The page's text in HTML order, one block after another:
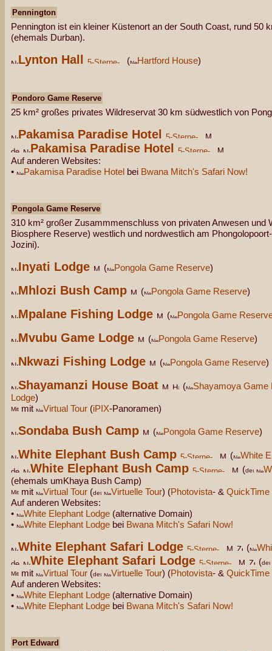
Pennington
Pennington ist ein kleiner Küstenort an der South Coast, rund 50
(ehemals Durban).
Lynton Hall ( Hartford House)
Pondoro Game Reserve
25 km² großes privates Wildreservat 30 km südwestlich von
Pakamisa Paradise Hotel
Pakamisa Paradise Hotel
Auf anderen Websites:
•
Pakamisa Paradise Hotel bei Bwana Mitch's Safari Now!
Pongola Game Reserve
310 km² großer Zusammmenschluss von privaten Anwesen und
Biosphere Reserve) westlich und nordwestlich am
Jozini).
Inyati Lodge ( Pongola Game Reserve)
Mhlozi Bush Camp ( Pongola Game Reserve)
Mpalane Fishing Lodge ( Pongola Game
Mvubu Game Lodge ( Pongola Game Reserve)
Nkwazi Fishing Lodge ( Pongola Game Reserve)
Shayamanzi House Boat (
Shayamoya Game
Lodge)
mit
Virtual Tour (iPIX-Panoramen)
Sondaba Bush Camp ( Pongola Game Reserve)
White Elephant Bush Camp ( White
White Elephant Bush Camp (
(ehemals umKhaya Bush Camp)
mit
Virtual Tour ( Virtuelle Tour) (Photovista- & QuickTime
Auf anderen Websites:
•
White Elephant Lodge (alternative Domain)
•
White Elephant Lodge bei Bwana Mitch's Safari Now!
White Elephant Safari Lodge (
White Elephant Safari Lodge
(
mit
Virtual Tour ( Virtuelle Tour) (Photovista- & QuickTime
Auf anderen Websites:
•
White Elephant Lodge (alternative Domain)
•
White Elephant Lodge bei Bwana Mitch's Safari Now!
Port Edward